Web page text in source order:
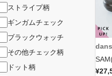
ストライプ柄
ギンガムチェック
ブラックウォッチ
その他チェック柄
ドット柄